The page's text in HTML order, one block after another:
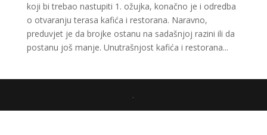
koji bi trebao nastupiti 1. ožujka, konačno je i odredba
o otvaranju terasa kafića i restorana. Naravno,
preduvjet je da brojke ostanu na sadašnjoj razini ili da
postanu još manje. Unutrašnjost kafića i restorana...
.